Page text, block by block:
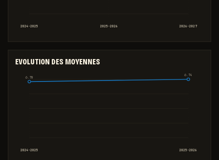
2024-2025 2025-2026 2026-2027
EVOLUTION DES MOYENNES
2024-2025
6.70
2025-2026
6.74